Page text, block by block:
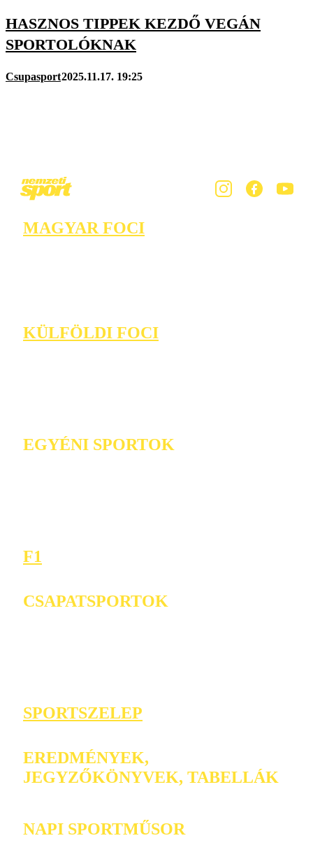
HASZNOS TIPPEK KEZDŐ VEGÁN
SPORTOLÓKNAK
Csupasport2025.11.17. 19:25
MAGYAR FOCI
KÜLFÖLDI FOCI
EGYÉNI SPORTOK
F1
CSAPATSPORTOK
SPORTSZELEP
EREDMÉNYEK,
JEGYZŐKÖNYVEK, TABELLÁK
NAPI SPORTMŰSOR